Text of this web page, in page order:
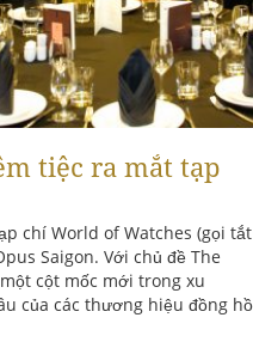
tiệc ra mắt tạp
chí World of Watches (gọi tắt
Saigon. Với chủ đề The
cột mốc mới trong xu
của các thương hiệu đồng hồ